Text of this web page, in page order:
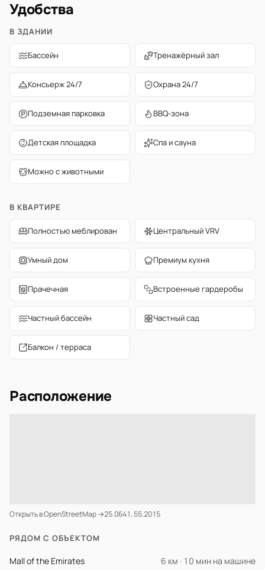
Удобства
В ЗДАНИИ
Бассейн Тренажёрный зал
Консьерж 24/7 Охрана 24/7
Подземная парковка BBQ-зона
Детская площадка Спа и сауна
Можно с животными
В КВАРТИРЕ
Полностью меблирован Центральный VRV
Умный дом Премиум кухня
Прачечная Встроенные гардеробы
Частный бассейн Частный сад
Балкон / терраса
Расположение
Открыть в OpenStreetMap →25.0641, 55.2015
РЯДОМ С ОБЪЕКТОМ
Mall of the Emirates 6 км · 10 мин на машине